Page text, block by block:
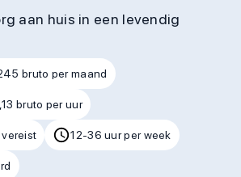
aan huis in een levendig
bruto per maand
bruto per uur
12-36 uur per week